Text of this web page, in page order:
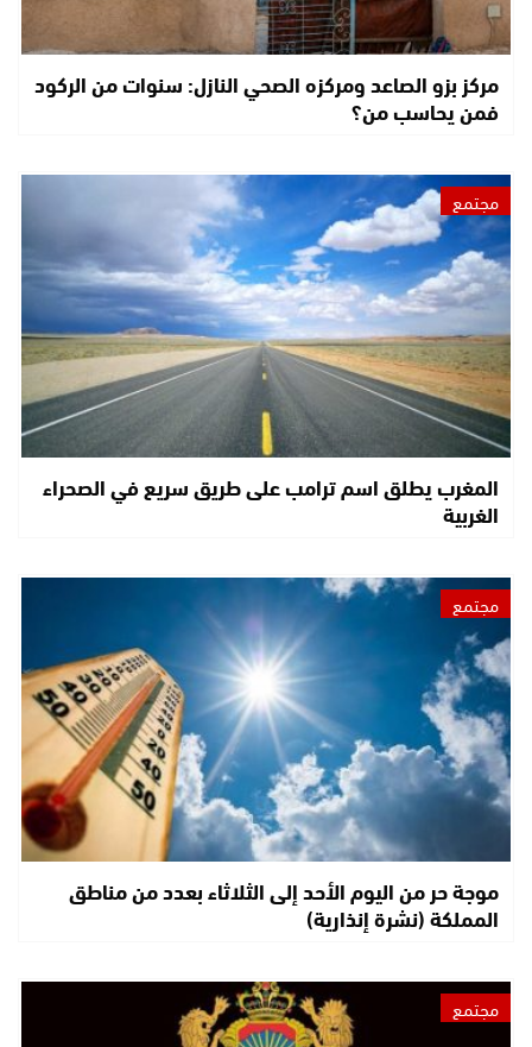
مركز بزو الصاعد ومركزه الصحي النازل: سنوات من الركود
فمن يحاسب من؟
مجتمع
المغرب يطلق اسم ترامب على طريق سريع في الصحراء
الغربية
مجتمع
موجة حر من اليوم الأحد إلى الثلاثاء بعدد من مناطق
المملكة (نشرة إنذارية)
مجتمع